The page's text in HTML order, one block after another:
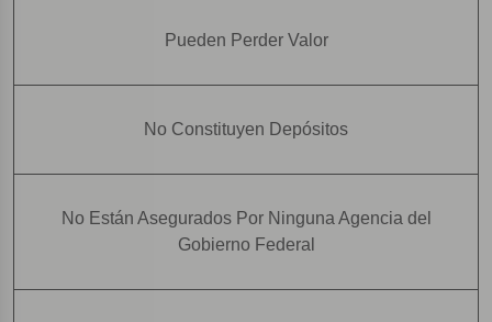
Pueden Perder Valor
No Constituyen Depósitos
No Están Asegurados Por Ninguna Agencia del
Gobierno Federal